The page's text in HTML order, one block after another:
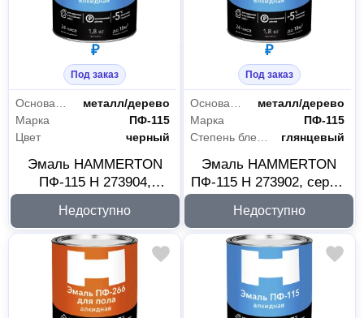
₽
Под заказ
Основания
металл/дерево
Марка
ПФ-115
Цвет
черный
Эмаль HAMMERTON
ПФ-115 H 273904,
Недоступно
₽
Под заказ
Основания
металл/дерево
Марка
ПФ-115
глянцевый
Эмаль HAMMERTON
ПФ-115 H 273902, серая,
Недоступно